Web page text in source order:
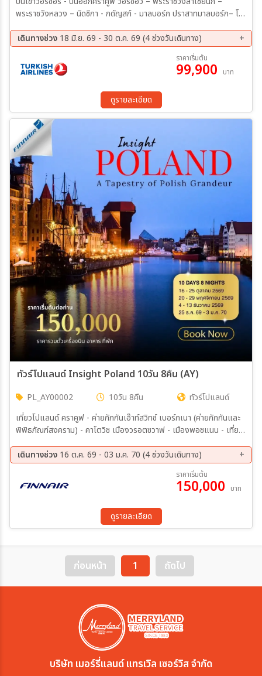
พระราชวังหลวง – นิดซิกา - กดัญสก์ - มาลบอร์ก ปราสาทมาลบอร์ก– โท
เหมืองเกลือวิลลิกซ์กา - ค่ายกักกันเอาสช์วิตช์
เดินทางช่วง 18 มิ.ย. 69 - 30 ต.ค. 69 (4 ช่วงวันเดินทาง)
17 ก.ย. 69 - 25 ก.ย. 69
15 ต.ค. 69 - 23 ต.ค. 69
22 ต.ค. 69 - 30 ต.ค. 69
ราคาเริ่มต้น
99,900 บาท
ดูรายละเอียด
ทัวร์โปแลนด์ Insight Poland 10วัน 8คืน (AY)
PL_AY00002 10วัน 8คืน
ทัวร์โปแลนด์
เที่ยวโปแลนด์ คราคูฟ - ค่ายกักกันเอ๊าท์สวิทช์ เบอร์กเนา (ค่ายกักกันและ
พิพิธภัณฑ์สงคราม) - คาโตวิช เมืองวรอตซวาฟ - เมืองพอซแนน - เที่ยว
วอร์ซอ – เที่ยวชมพระราชวังหลวง (Royal Castle) เที่ยวเมืองเก่า
วอร์ซอ - พระราชวังเกาะกลางน้ำลาเซียนสกี้
เดินทางช่วง 16 ต.ค. 69 - 03 ม.ค. 70 (4 ช่วงวันเดินทาง)
20 พ.ย. 69 - 29 พ.ย. 69
04 ธ.ค. 69 - 13 ธ.ค. 69
25 ธ.ค. 69 - 03 ม.ค. 70
ราคาเริ่มต้น
150,000 บาท
ดูรายละเอียด
ก่อนหน้า 1 ถัดไป
บริษัท เมอร์รี่แลนด์ แทรเวิล เซอร์วิส จำกัด